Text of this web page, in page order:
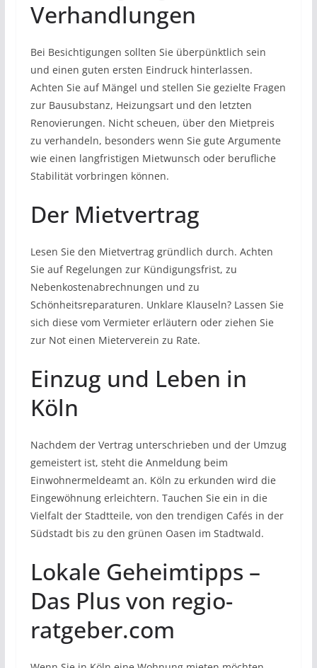
Verhandlungen
Bei Besichtigungen sollten Sie überpünktlich sein
und einen guten ersten Eindruck hinterlassen.
Achten Sie auf Mängel und stellen Sie gezielte Fragen
zur Bausubstanz, Heizungsart und den letzten
Renovierungen. Nicht scheuen, über den Mietpreis
zu verhandeln, besonders wenn Sie gute Argumente
wie einen langfristigen Mietwunsch oder berufliche
Stabilität vorbringen können.
Der Mietvertrag
Lesen Sie den Mietvertrag gründlich durch. Achten
Sie auf Regelungen zur Kündigungsfrist, zu
Nebenkostenabrechnungen und zu
Schönheitsreparaturen. Unklare Klauseln? Lassen Sie
sich diese vom Vermieter erläutern oder ziehen Sie
zur Not einen Mieterverein zu Rate.
Einzug und Leben in
Köln
Nachdem der Vertrag unterschrieben und der Umzug
gemeistert ist, steht die Anmeldung beim
Einwohnermeldeamt an. Köln zu erkunden wird die
Eingewöhnung erleichtern. Tauchen Sie ein in die
Vielfalt der Stadtteile, von den trendigen Cafés in der
Südstadt bis zu den grünen Oasen im Stadtwald.
Lokale Geheimtipps –
Das Plus von regio-
ratgeber.com